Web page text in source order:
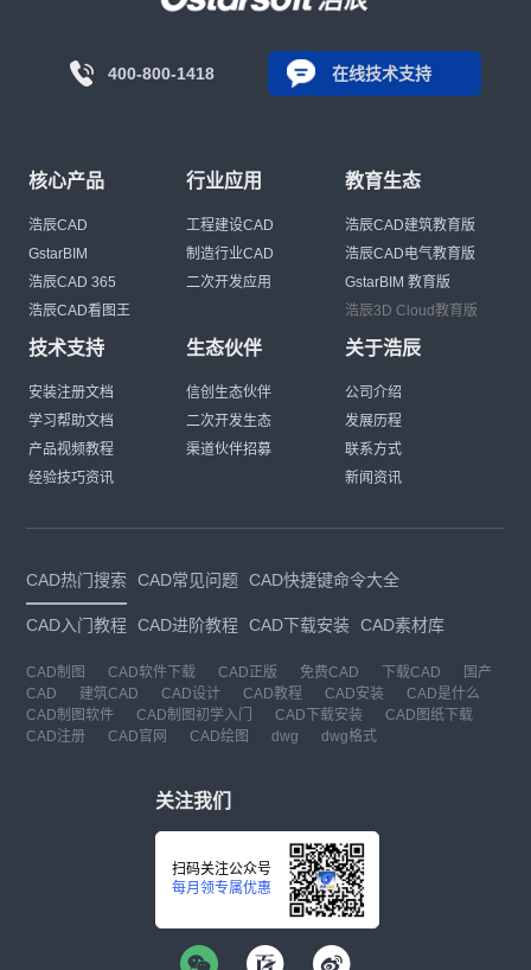
400-800-1418 在线技术支持
核心产品
浩辰CAD
GstarBIM
浩辰CAD 365
浩辰CAD看图王
行业应用
工程建设CAD
制造行业CAD
二次开发应用
教育生态
浩辰CAD建筑教育版
浩辰CAD电气教育版
GstarBIM 教育版
浩辰3D Cloud教育版
技术支持
安装注册文档
学习帮助文档
产品视频教程
经验技巧资讯
生态伙伴
信创生态伙伴
二次开发生态
渠道伙伴招募
关于浩辰
公司介绍
发展历程
联系方式
新闻资讯
CAD热门搜索 CAD常见问题 CAD快捷键命令大全
CAD入门教程 CAD进阶教程 CAD下载安装 CAD素材库
CAD制图 CAD软件下载 CAD正版 免费CAD 下载CAD
国产
CAD
建筑CAD CAD设计 CAD教程 CAD安装
CAD是什么
CAD制图软件
CAD制图初学入门 CAD下载安装
CAD图纸下载
CAD注册
CAD官网 CAD绘图 dwg dwg格式
关注我们
扫码关注公众号
每月领专属优惠